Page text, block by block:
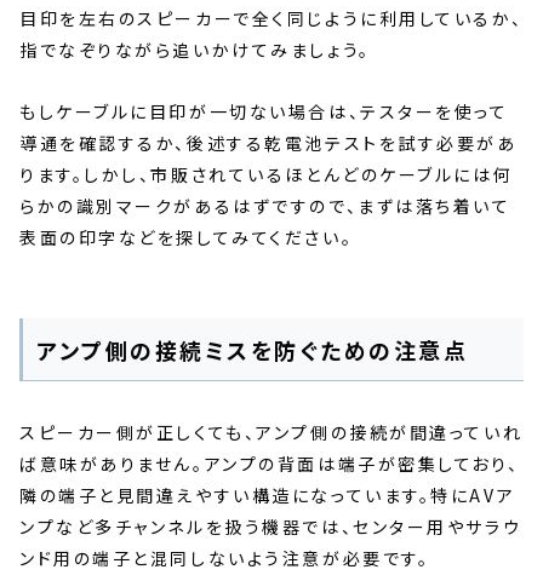
目印を左右のスピーカーで全く同じように利用しているか、
指でなぞりながら追いかけてみましょう。
もしケーブルに目印が一切ない場合は、テスターを使って
導通を確認するか、後述する乾電池テストを試す必要があ
ります。しかし、市販されているほとんどのケーブルには何
らかの識別マークがあるはずですので、まずは落ち着いて
表面の印字などを探してみてください。
アンプ側の接続ミスを防ぐための注意点
スピーカー側が正しくても、アンプ側の接続が間違っていれ
ば意味がありません。アンプの背面は端子が密集しており、
隣の端子と見間違えやすい構造になっています。特にAVア
ンプなど多チャンネルを扱う機器では、センター用やサラウ
ンド用の端子と混同しないよう注意が必要です。